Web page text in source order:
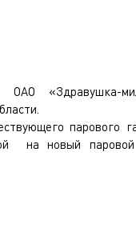
ОАО «Здравушка-
парового
на новый